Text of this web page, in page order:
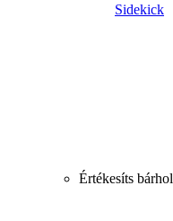
Sidekick
Értékesíts bárhol